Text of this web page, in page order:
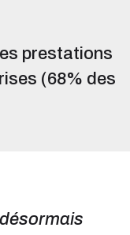
prestations
(68% des